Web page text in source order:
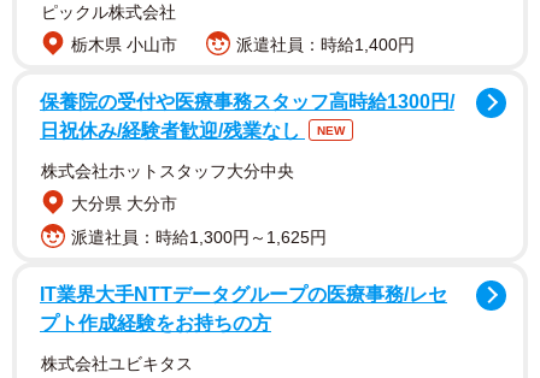
ピックル株式会社
栃木県 小山市
派遣社員：時給1,400円
保養院の受付や医療事務スタッフ高時給1300円/
日祝休み/経験者歓迎/残業なし
NEW
株式会社ホットスタッフ大分中央
大分県 大分市
派遣社員：時給1,300円～1,625円
IT業界大手NTTデータグループの医療事務/レセ
プト作成経験をお持ちの方
株式会社ユビキタス